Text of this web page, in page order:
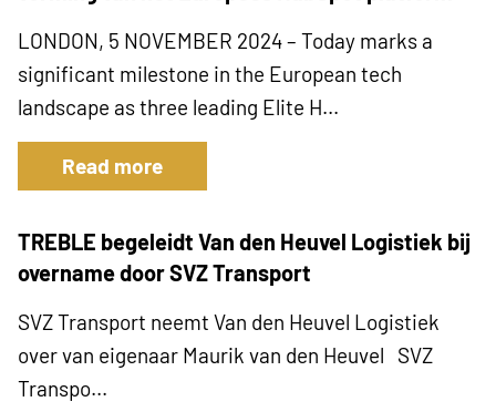
LONDON, 5 NOVEMBER 2024 – Today marks a
significant milestone in the European tech
landscape as three leading Elite H...
Read more
TREBLE begeleidt Van den Heuvel Logistiek bij
overname door SVZ Transport
SVZ Transport neemt Van den Heuvel Logistiek
over van eigenaar Maurik van den Heuvel SVZ
Transpo...